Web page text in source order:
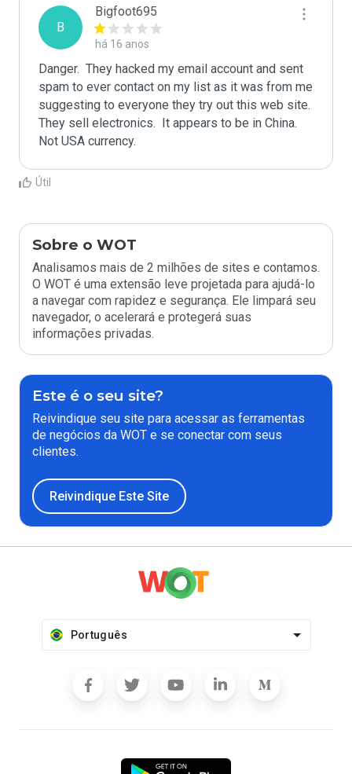
B
Bigfoot695
há 16 anos
Danger.  They hacked my email account and sent
spam to ever contact on my list as it was from me
suggesting to everyone they try out this web site.
They sell electronics.  It appears to be in China.
Not USA currency.
Útil
Sobre o WOT
Analisamos mais de 2 milhões de sites e contamos.
O WOT é uma extensão leve projetada para ajudá-lo
a navegar com rapidez e segurança. Ele limpará seu
navegador, o acelerará e protegerá suas
informações privadas.
Este é o seu site?
Reivindique seu site para acessar as ferramentas
de negócios da WOT e se conectar com seus
clientes.
Reivindique Este Site
Português